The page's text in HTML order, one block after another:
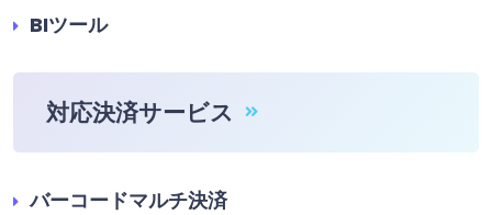
BIツール
対応決済サービス
バーコードマルチ決済